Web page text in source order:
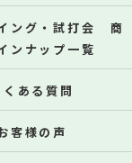
ング・試打会 商
ンナップ一覧
くある質問
客様の声